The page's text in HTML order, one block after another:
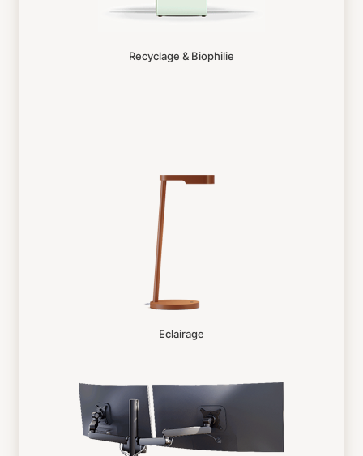
Recyclage & Biophilie
Eclairage